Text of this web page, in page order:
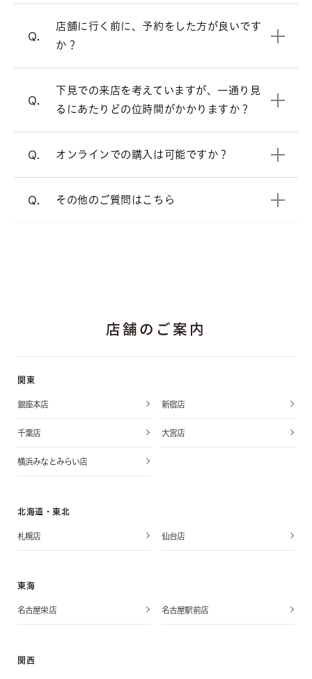
Q.
店舗に行く前に、予約をした方が良いです
か？
にご案内させて頂きます。
Q.
下見での来店を考えていますが、一通り見
るにあたりどの位時間がかかりますか？
A.
お客様により様々ですが、ゆっくりご覧
頂きますと、だいたい1時間半～2時間く
に合わせてご案内いたします。
Q. オンラインでの購入は可能ですか？
A.
すので、ご安心ください。
電話でのご相談も承っております。
オンラインショップ
Q. その他のご質問はこちら
A. よくあるご質問 をご覧ください。
店舗のご案内
関東
銀座本店 新宿店
千葉店 大宮店
横浜みなとみらい店
北海道・東北
札幌店 仙台店
東海
名古屋栄店 名古屋駅前店
関西